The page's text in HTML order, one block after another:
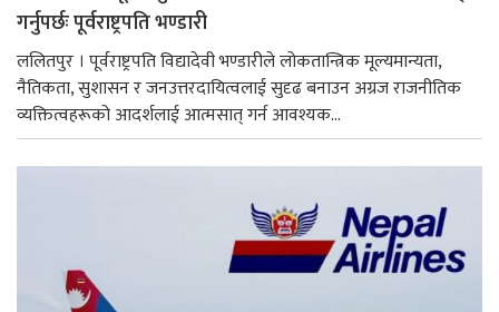
गर्नुपर्छः पूर्वराष्ट्रपति भण्डारी
ललितपुर । पूर्वराष्ट्रपति विद्यादेवी भण्डारीले लोकतान्त्रिक मूल्यमान्यता,
नैतिकता, सुशासन र जनउत्तरदायित्वलाई सुदृढ बनाउन अग्रज राजनीतिक
व्यक्तित्वहरूको आदर्शलाई आत्मसात् गर्न आवश्यक...